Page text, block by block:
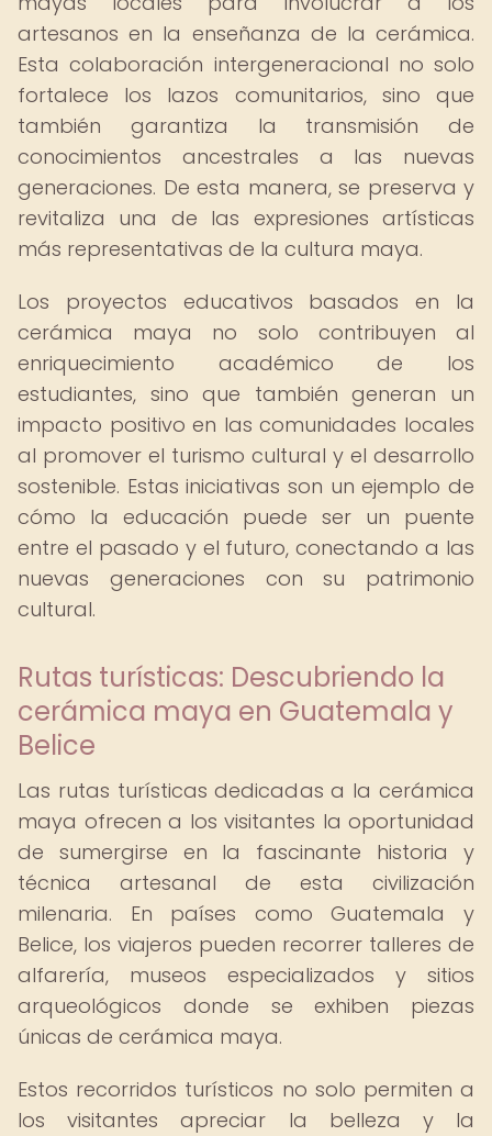
artesanos en la enseñanza de la cerámica.
Esta colaboración intergeneracional no solo
fortalece los lazos comunitarios, sino que
también garantiza la transmisión de
conocimientos ancestrales a las nuevas
generaciones. De esta manera, se preserva y
revitaliza una de las expresiones artísticas
más representativas de la cultura maya.
Los proyectos educativos basados en la
cerámica maya no solo contribuyen al
enriquecimiento académico de los
estudiantes, sino que también generan un
impacto positivo en las comunidades locales
al promover el turismo cultural y el desarrollo
sostenible. Estas iniciativas son un ejemplo de
cómo la educación puede ser un puente
entre el pasado y el futuro, conectando a las
nuevas generaciones con su patrimonio
cultural.
Rutas turísticas: Descubriendo la
cerámica maya en Guatemala y
Belice
Las rutas turísticas dedicadas a la cerámica
maya ofrecen a los visitantes la oportunidad
de sumergirse en la fascinante historia y
técnica artesanal de esta civilización
milenaria. En países como Guatemala y
Belice, los viajeros pueden recorrer talleres de
alfarería, museos especializados y sitios
arqueológicos donde se exhiben piezas
únicas de cerámica maya.
Estos recorridos turísticos no solo permiten a
los visitantes apreciar la belleza y la